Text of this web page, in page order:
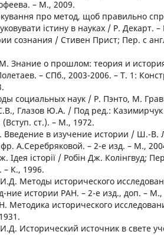
– М., 2009.
про метод, щоб правильно
істину в науках / Р. Декарт.
сознания / Стивен Прист; Пер. с
Знание о прошлом: теория и
– СПб., 2003-2006. – Т. 1:
социальных наук / Р. Пэнто, М.
Глазов Ю.А. / Под ред.: Казимирчук
ст.). – М., 1972.
Введение в изучение истории / Ш.-В.
А.Серебряковой. – 2-е изд. – М.,
Ідея історії / Робін Дж. Колінгвуд;
– К., 1996.
Методы исторического
ние истории РАН. – 2-е изд., доп. – М.,
Методика исторического
Исторический источник в свете